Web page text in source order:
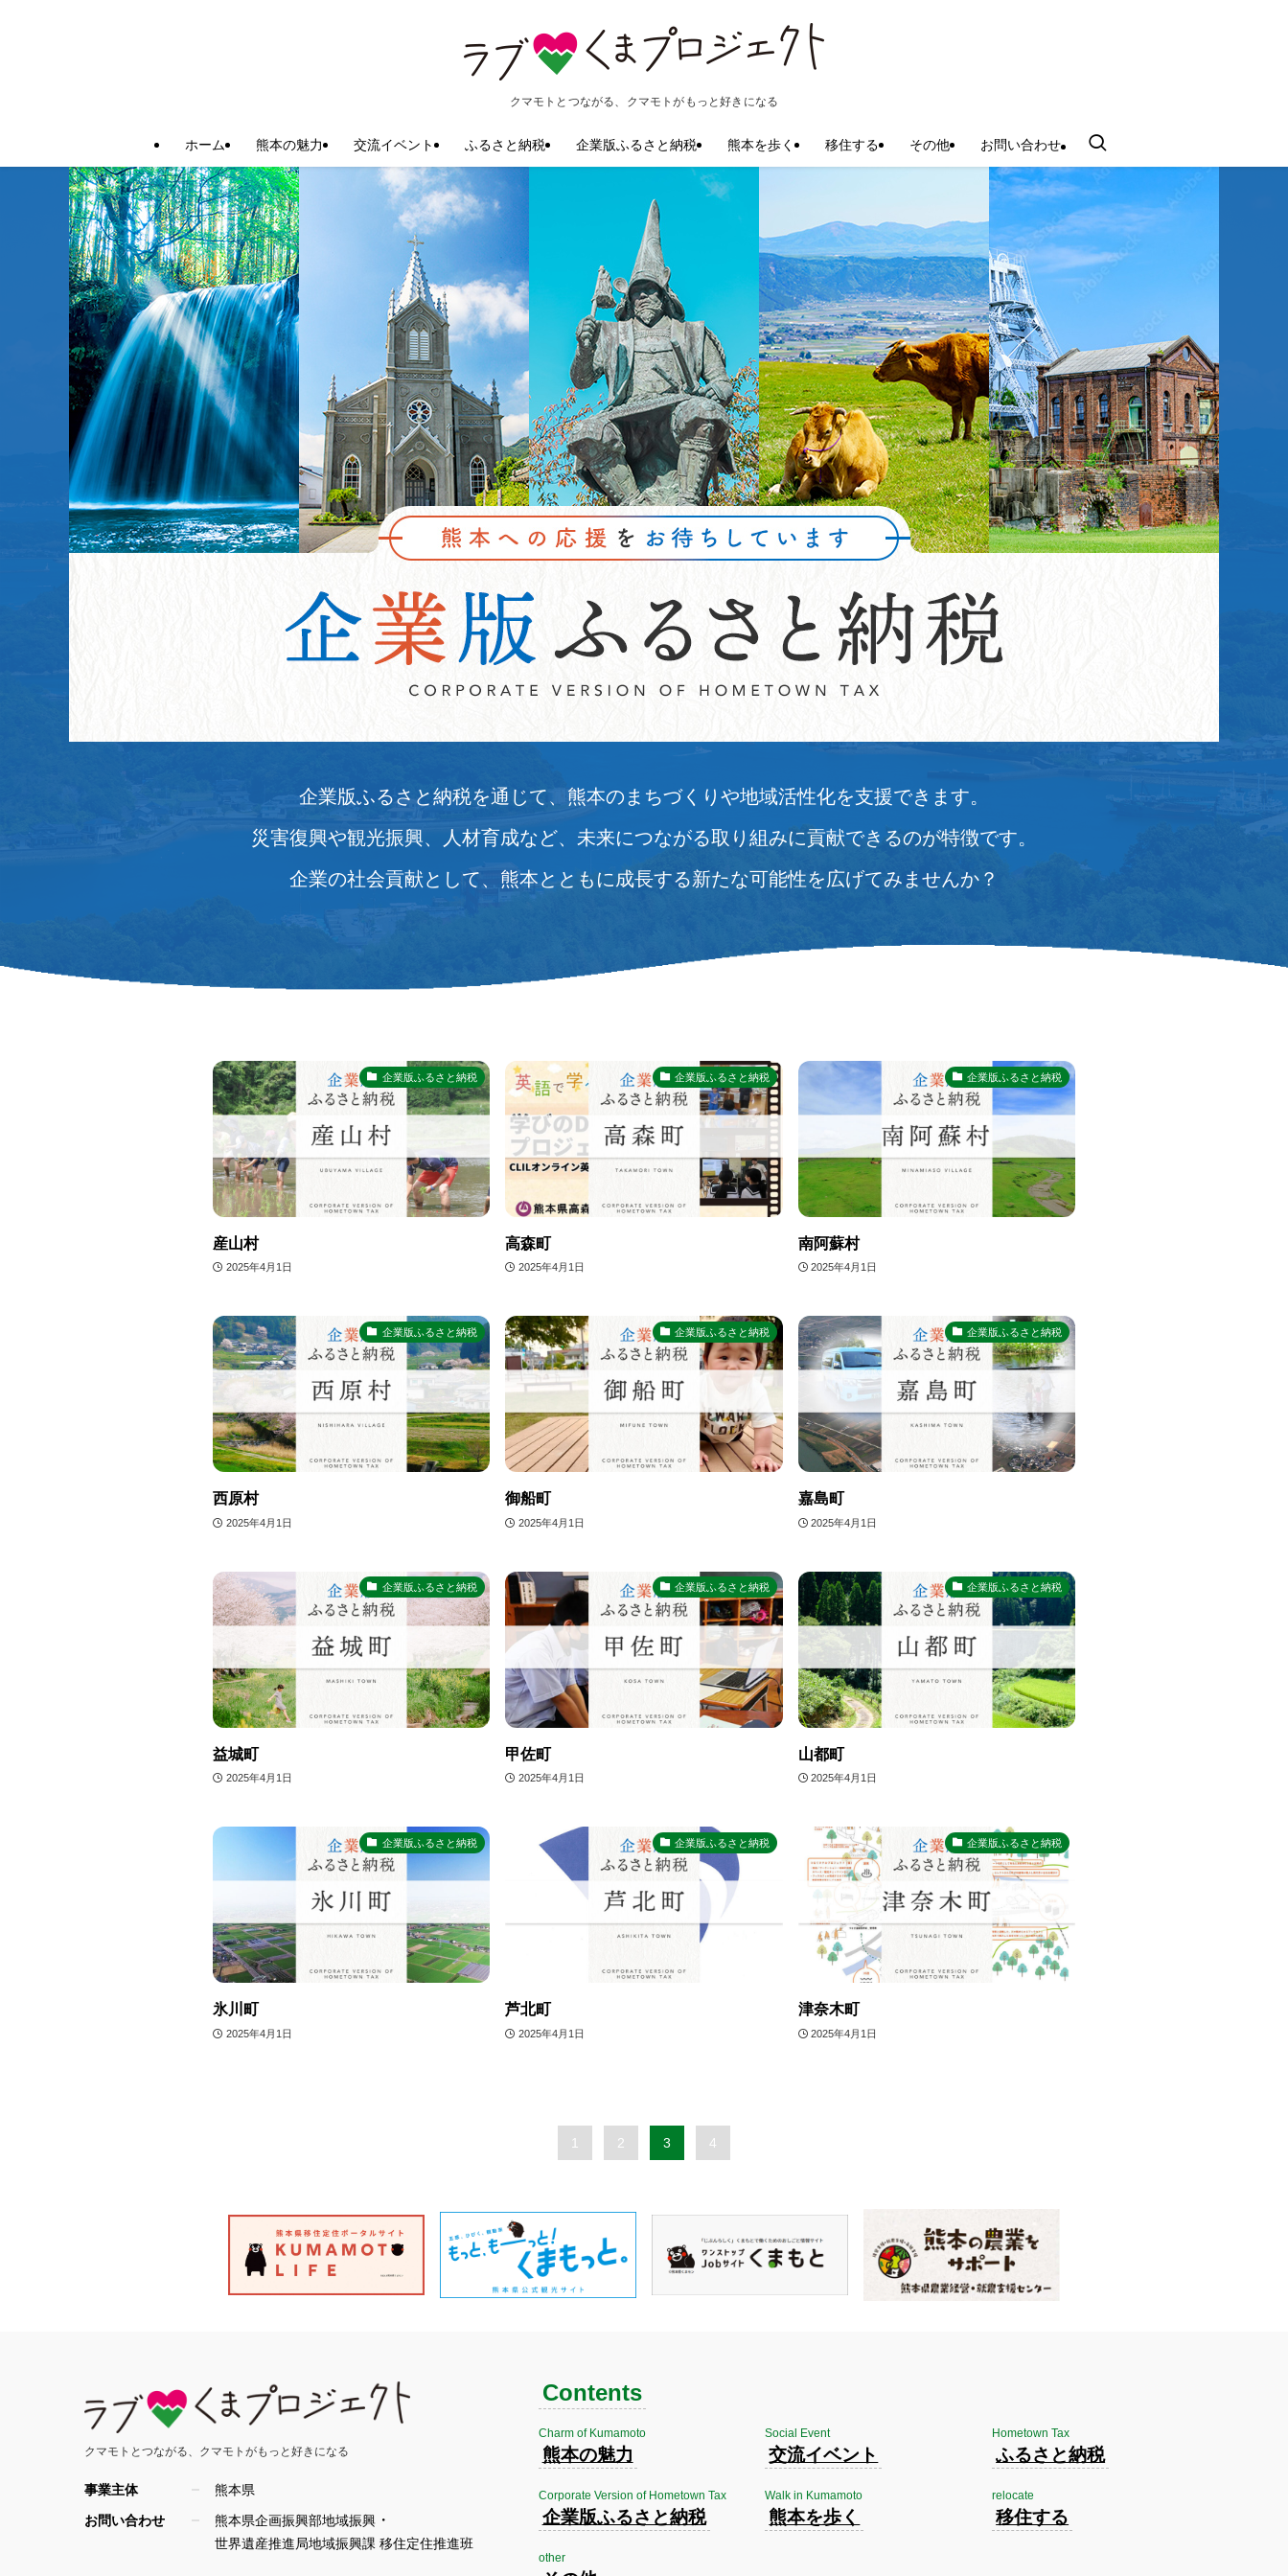
クマモトとつながる、クマモトがもっと好きになる
ホーム 熊本の魅力 交流イベント ふるさと納税 企業版ふるさと納税 熊本を歩く 移住する その他 お問い合わせ
企業版ふるさと納税を通じて、熊本のまちづくりや地域活性化を支援できます。
災害復興や観光振興、人材育成など、未来につながる取り組みに貢献できるのが特徴です。
企業の社会貢献として、熊本とともに成長する新たな可能性を広げてみませんか？
企業版ふるさと納税
産山村
2025年4月1日
企業版ふるさと納税
高森町
2025年4月1日
企業版ふるさと納税
南阿蘇村
2025年4月1日
企業版ふるさと納税
西原村
2025年4月1日
企業版ふるさと納税
御船町
2025年4月1日
企業版ふるさと納税
嘉島町
2025年4月1日
企業版ふるさと納税
益城町
2025年4月1日
企業版ふるさと納税
甲佐町
2025年4月1日
企業版ふるさと納税
山都町
2025年4月1日
企業版ふるさと納税
氷川町
2025年4月1日
企業版ふるさと納税
芦北町
2025年4月1日
企業版ふるさと納税
津奈木町
2025年4月1日
1 2 3 4
クマモトとつながる、 クマモトがもっと好きになる
事業主体
熊本県
お問い合わせ
熊本県企画振興部地域振興 ・
世界遺産推進局地域振興課 移住定住推進班
Contents
Charm of Kumamoto
熊本の魅力
Social Event
交流イベント
Hometown Tax
ふるさと納税
Corporate Version of Hometown Tax
企業版ふるさと納税
Walk in Kumamoto
熊本を歩く
relocate
移住する
other